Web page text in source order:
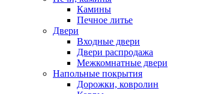
Камины
Печное литье
Двери
Входные двери
Двери распродажа
Межкомнатные двери
Напольные покрытия
Дорожки, ковролин